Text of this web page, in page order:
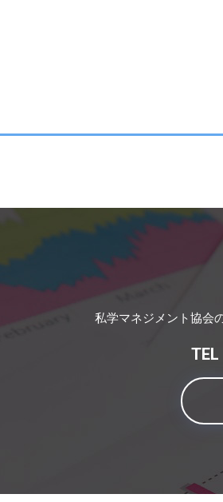
私学マネジメント協会
TEL